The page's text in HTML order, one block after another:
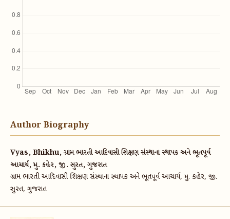
Author Biography
Vyas, Bhikhu, ગ્રામ ભારતી આદિવાસી શિક્ષણ સંસ્થાના સ્થાપક અને ભૂતપૂર્વ
આચાર્ય, મુ. કહેર, જી. સુરત, ગુજરાત
ગ્રામ ભારતી આદિવાસી શિક્ષણ સંસ્થાના સ્થાપક અને ભૂતપૂર્વ આચાર્ય, મુ. કહેર, જી.
સુરત, ગુજરાત